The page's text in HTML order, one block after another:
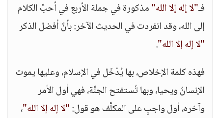
فـ"لا إله إلا الله"مذكورة في جملة الأربع في أحبِّ الكلام
إلى الله، وقد انفردت في الحديث الآخر: بأنَّ أفضل الذكر
"لا إله إلا الله".
فهذه كلمة الإخلاص، بها يُدْخَل في الإسلام، وعليها يموت
الإنسانُ ويحيا، وبها تُستفتح الجنَّة، فهي أول الأمر
وآخره، أول واجبٍ على المكلَّف هو قول:"لا إله إلا الله"،